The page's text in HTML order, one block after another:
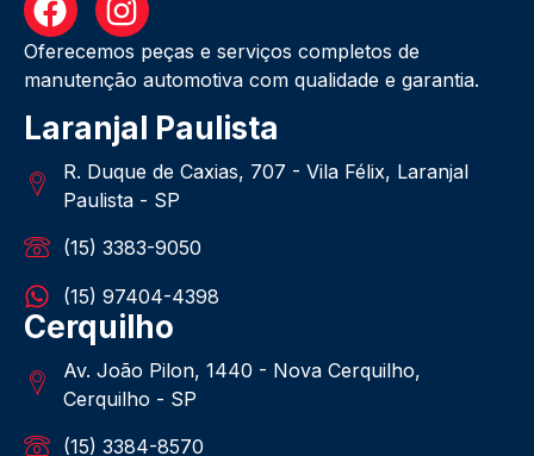
Oferecemos peças e serviços completos de
manutenção automotiva com qualidade e garantia.
Laranjal Paulista
R. Duque de Caxias, 707 - Vila Félix, Laranjal
Paulista - SP
(15) 3383-9050
(15) 97404-4398
Cerquilho
Av. João Pilon, 1440 - Nova Cerquilho,
Cerquilho - SP
(15) 3384-8570